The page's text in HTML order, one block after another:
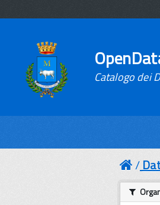
Catalogo dei